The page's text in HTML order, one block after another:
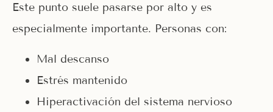
Este punto suele pasarse por alto y es
especialmente importante. Personas con:
Mal descanso
Estrés mantenido
Hiperactivación del sistema nervioso